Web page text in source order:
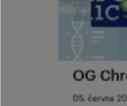
OG
05. června